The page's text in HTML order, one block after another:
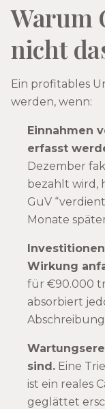
Warum
nicht
Ein profitables
werden, wenn:
Einnahmen
erfasst
Dezember
bezahlt wird,
GuV
Monate
Wirkung
für €90.000
absorbiert
sind. Eine
ist ein reales
geglättet